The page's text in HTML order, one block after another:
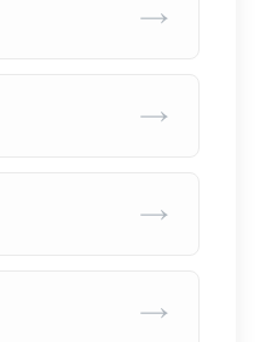
→
→
→
→